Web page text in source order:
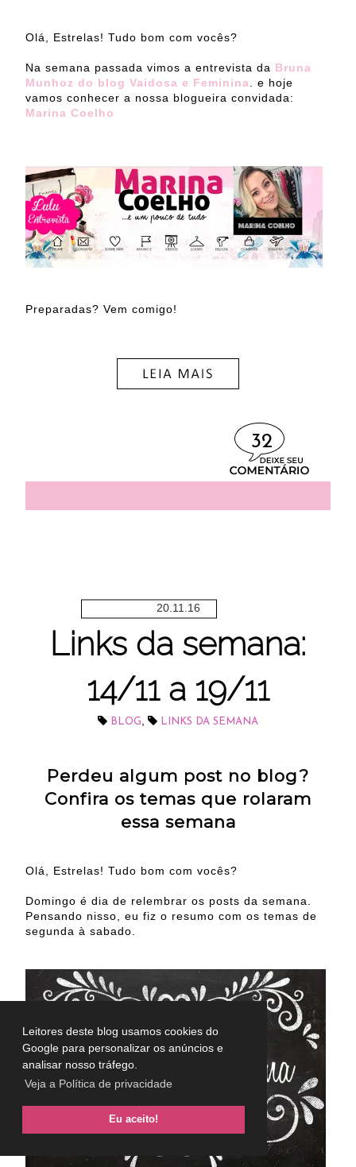
Leitores deste blog usamos cookies do
Google para personalizar os anúncios e
analisar nosso tráfego.
Veja a Política de privacidade
Eu aceito!
Olá, Estrelas! Tudo bom com vocês?
Na semana passada vimos a entrevista da Bruna
Munhoz do blog Vaidosa e Feminina
e hoje
vamos conhecer a nossa blogueira convidada:
Marina Coelho
Preparadas? Vem comigo!
32
20.11.16
Links da semana:
14/11 a 19/11
BLOG LINKS DA SEMANA
Perdeu algum post no blog?
Confira os temas que rolaram
essa semana
Olá, Estrelas! Tudo bom com vocês?
Domingo é dia de relembrar os posts da semana.
Pensando nisso, eu fiz o resumo com os temas de
segunda à sabado.